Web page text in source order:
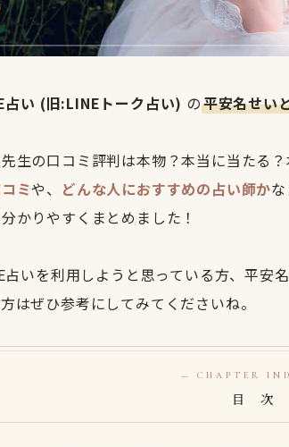
占い (旧:LINEトーク占い) の平安名せい
生の口コミ評判は本物？本当に当たる
ミや、 どんな人におすすめの占い師か
かりやすくまとめました！
占いを利用しようと思っている方、平安
はぜひ参考にしてみてくださいね。
— CHAPTER
目 次